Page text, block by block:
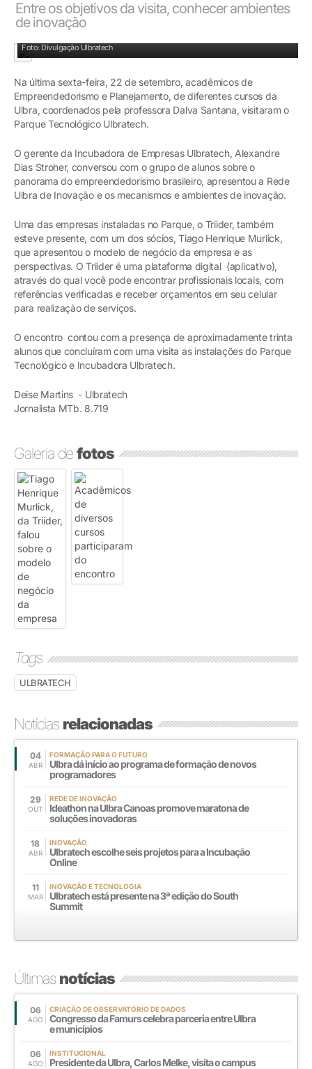
Entre os objetivos da visita, conhecer ambientes
de inovação
Foto: Divulgação Ulbratech
Na última sexta-feira, 22 de setembro, acadêmicos de
Empreendedorismo e Planejamento, de diferentes cursos da
Ulbra, coordenados pela professora Dalva Santana, visitaram o
Parque Tecnológico Ulbratech.
O gerente da Incubadora de Empresas Ulbratech, Alexandre
Dias Stroher, conversou com o grupo de alunos sobre o
panorama do empreendedorismo brasileiro, apresentou a Rede
Ulbra de Inovação e os mecanismos e ambientes de inovação.
Uma das empresas instaladas no Parque, o Triider, também
esteve presente, com um dos sócios, Tiago Henrique Murlick,
que apresentou o modelo de negócio da empresa e as
perspectivas. O Triider é uma plataforma digital (aplicativo),
através do qual você pode encontrar profissionais locais, com
referências verificadas e receber orçamentos em seu celular
para realização de serviços.
O encontro contou com a presença de aproximadamente trinta
alunos que concluíram com uma visita as instalações do Parque
Tecnológico e Incubadora Ulbratech.
Deise Martins - Ulbratech
Jornalista MTb. 8.719
Galeria defotos
Tags
ULBRATECH
Notíciasrelacionadas
04
ABR
FORMAÇÃO PARA O FUTURO
Ulbra dá início ao programa de formação de novos
programadores
29
OUT
REDE DE INOVAÇÃO
Ideathon na Ulbra Canoas promove maratona de
soluções inovadoras
18
ABR
INOVAÇÃO
Ulbratech escolhe seis projetos para a Incubação
Online
11
MAR
INOVAÇÃO E TECNOLOGIA
Ulbratech está presente na 3ª edição do South
Summit
Últimasnotícias
06
AGO
CRIAÇÃO DE OBSERVATÓRIO DE DADOS
Congresso da Famurs celebra parceria entre Ulbra
e municípios
06
AGO
INSTITUCIONAL
Presidente da Ulbra, Carlos Melke, visita o campus